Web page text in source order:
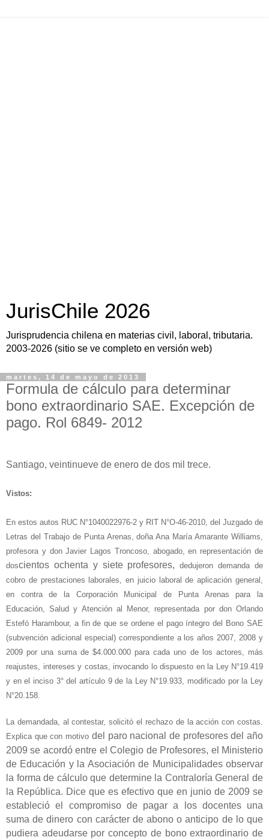
JurisChile 2026
Jurisprudencia chilena en materias civil, laboral, tributaria.
2003-2026 (sitio se ve completo en versión web)
martes, 14 de mayo de 2013
Formula de cálculo para determinar
bono extraordinario SAE. Excepción de
pago. Rol 6849- 2012
Santiago, veintinueve de enero de dos mil trece.
Vistos:
En estos autos RUC N°1040022976-2 y RIT N°O-46-2010, del Juzgado de
Letras del Trabajo de Punta Arenas, doña Ana María Amarante Williams,
profesora y don Javier Lagos Troncoso, abogado, en representación de
doscientos ochenta y siete profesores,dedujeron demanda de
cobro de prestaciones laborales, en juicio laboral de aplicación general,
en contra de la Corporación Municipal de Punta Arenas para la
Educación, Salud y Atención al Menor, representada por don Orlando
Estefó Harambour, a fin de que se ordene el pago íntegro del Bono SAE
(subvención adicional especial) correspondiente a los años 2007, 2008 y
2009 por una suma de $4.000.000 para cada uno de los actores, más
reajustes, intereses y costas, invocando lo dispuesto en la Ley N°19.419
y en el inciso 3° del artículo 9 de la Ley N°19.933, modificado por la Ley
N°20.158.
La demandada, al contestar, solicitó el rechazo de la acción con costas.
Explica que con motivo del paro nacional de profesores del año
2009 se acordó entre el Colegio de Profesores, el Ministerio
de Educación y la Asociación de Municipalidades observar
la forma de cálculo que determine la Contraloría General de
la República. Dice que es efectivo que en junio de 2009 se
estableció el compromiso de pagar a los docentes una
suma de dinero con carácter de abono o anticipo de lo que
pudiera adeudarse por concepto de bono extraordinario de